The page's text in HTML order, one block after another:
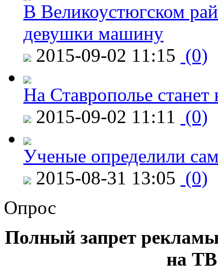
В Великоустюгском
девушки машину
2015-09-02 11:15 (0)
На Ставрополье
2015-09-02 11:11 (0)
Ученые определили
2015-08-31 13:05 (0)
Опрос
Полный запрет
на ТВ